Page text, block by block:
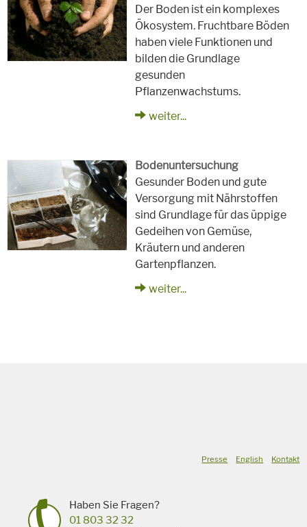
Der Boden ist ein komplexes
Ökosystem. Fruchtbare Böden
haben viele Funktionen und
bilden die Grundlage
gesunden
Pflanzenwachstums.
weiter...
Bodenuntersuchung
Gesunder Boden und gute
Versorgung mit Nährstoffen
sind Grundlage für das üppige
Gedeihen von Gemüse,
Kräutern und anderen
Gartenpflanzen.
weiter...
Presse English Kontakt
Haben Sie Fragen?
01 803 32 32